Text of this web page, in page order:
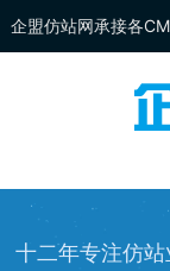
企盟仿站网承接各
、网站兼容等服务
十二年专注仿站